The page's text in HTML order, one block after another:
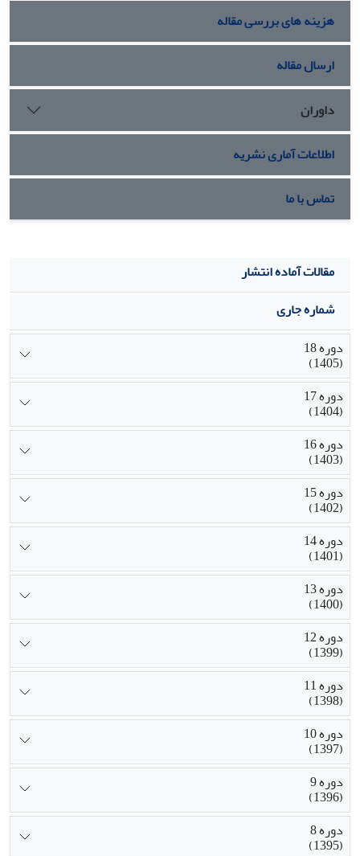
هزینه های بررسی مقاله
ارسال مقاله
داوران
اطلاعات آماری نشریه
تماس با ما
مقالات آماده انتشار
شماره جاری
دوره 18
(1405)
دوره 17
(1404)
دوره 16
(1403)
دوره 15
(1402)
دوره 14
(1401)
دوره 13
(1400)
دوره 12
(1399)
دوره 11
(1398)
دوره 10
(1397)
دوره 9
(1396)
دوره 8
(1395)